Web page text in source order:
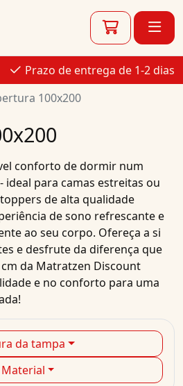
Prazo de entrega de 1-2 dias
100x200
conforto de dormir num
ideal para camas estreitas ou
de alta qualidade
de sono refrescante e
ao seu corpo. Ofereça a si
e desfrute da diferença que
da Matratzen Discount
e no conforto para uma
da tampa
Material